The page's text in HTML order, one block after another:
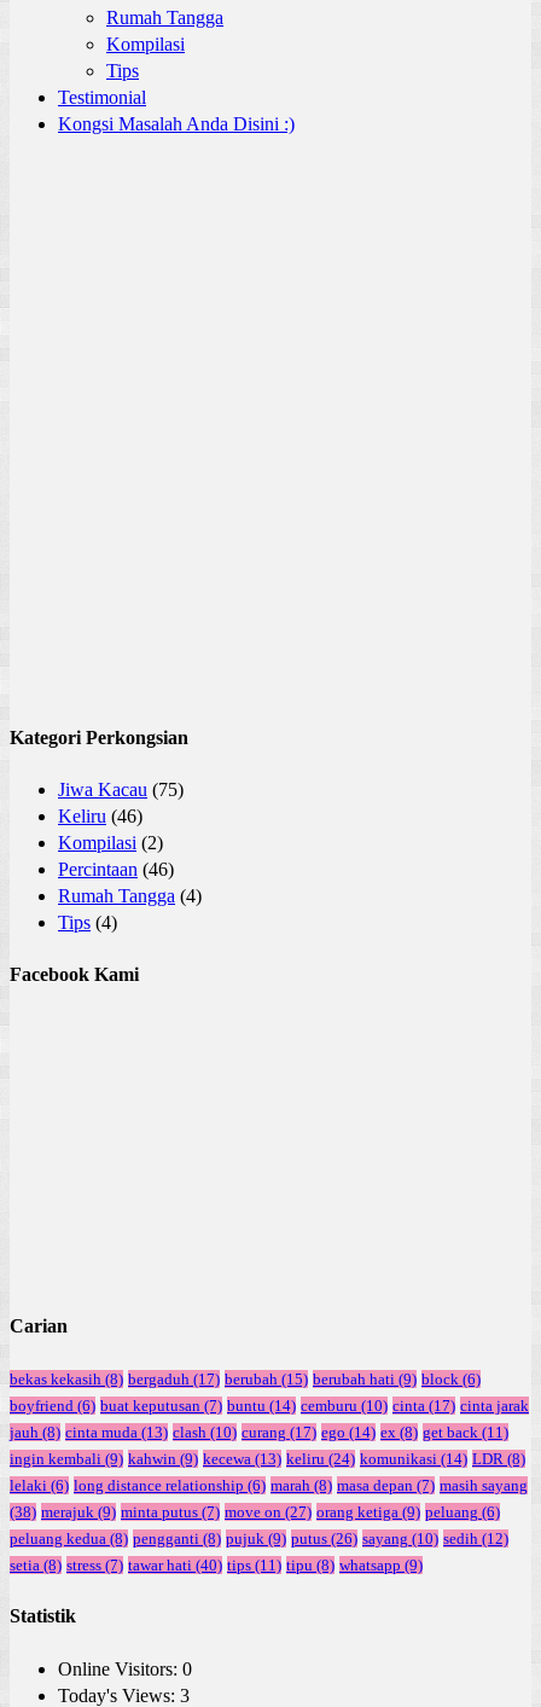
Rumah Tangga
Kompilasi
Tips
Testimonial
Kongsi Masalah Anda Disini :)
Kategori Perkongsian
Jiwa Kacau (75)
Keliru (46)
Kompilasi (2)
Percintaan (46)
Rumah Tangga (4)
Tips (4)
Facebook Kami
Carian
bekas kekasih (8) bergaduh (17) berubah (15) berubah hati (9) block (6)
boyfriend (6) buat keputusan (7) buntu (14) cemburu (10) cinta (17) cinta jarak
jauh (8) cinta muda (13) clash (10) curang (17) ego (14) ex (8) get back (11)
ingin kembali (9) kahwin (9) kecewa (13) keliru (24) komunikasi (14) LDR (8)
lelaki (6) long distance relationship (6) marah (8) masa depan (7) masih sayang
(38) merajuk (9) minta putus (7) move on (27) orang ketiga (9) peluang (6)
peluang kedua (8) pengganti (8) pujuk (9) putus (26) sayang (10) sedih (12)
setia (8) stress (7) tawar hati (40) tips (11) tipu (8) whatsapp (9)
Statistik
Online Visitors: 0
Today's Views: 3